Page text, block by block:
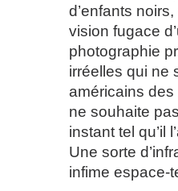
d’enfants
vision fugace
photographie
irréelles qui ne
américains des
ne souhaite
instant tel qu’il
Une sorte
infime espace-